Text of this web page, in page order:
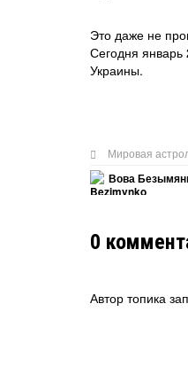
Это даже не
Сегодня январь
Украины.
Мировая
Вова
0
Автор топика